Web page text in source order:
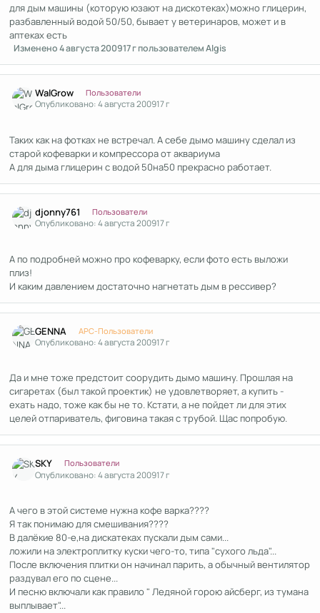
для дым машины (которую юзают на дискотеках)можно глицерин,
разбавленный водой 50/50, бывает у ветеринаров, может и в
аптеках есть
Изменено4 августа 200917 гпользователем Algis
WalGrow Пользователи
Опубликовано:4 августа 200917 г
Таких как на фотках не встречал. А себе дымо машину сделал из
старой кофеварки и компрессора от аквариума
А для дыма глицерин с водой 50на50 прекрасно работает.
djonny761 Пользователи
Опубликовано:4 августа 200917 г
А по подробней можно про кофеварку, если фото есть выложи
плиз!
И каким давлением достаточно нагнетать дым в рессивер?
GENNA APC-Пользователи
Опубликовано:4 августа 200917 г
Да и мне тоже предстоит соорудить дымо машину. Прошлая на
сигаретах (был такой проектик) не удовлетворяет, а купить -
ехать надо, тоже как бы не то. Кстати, а не пойдет ли для этих
целей отпариватель, фиговина такая с трубой. Щас попробую.
SKY Пользователи
Опубликовано:4 августа 200917 г
А чего в этой системе нужна кофе варка????
Я так понимаю для смешивания????
В далёкие 80-е,на дискатеках пускали дым сами...
ложили на электроплитку куски чего-то, типа "сухого льда"...
После включения плитки он начинал парить, а обычный вентилятор
раздувал его по сцене...
И песню включали как правило " Ледяной горою айсберг, из тумана
выплывает"...